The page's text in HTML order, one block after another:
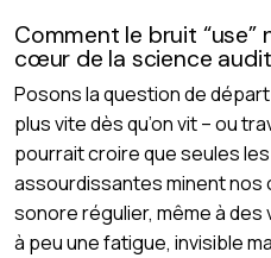
Comment le bruit “use”
cœur de la science
Posons la question de départ
plus vite dès qu’on vit – ou
pourrait croire que seules
assourdissantes minent nos
sonore régulier, même à
à peu une fatigue, invisible